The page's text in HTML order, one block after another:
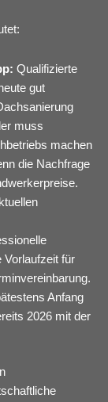
Qualifizierte
gut
muss
machen
die Nachfrage
Vorlaufzeit für
Anfang
2026 mit der